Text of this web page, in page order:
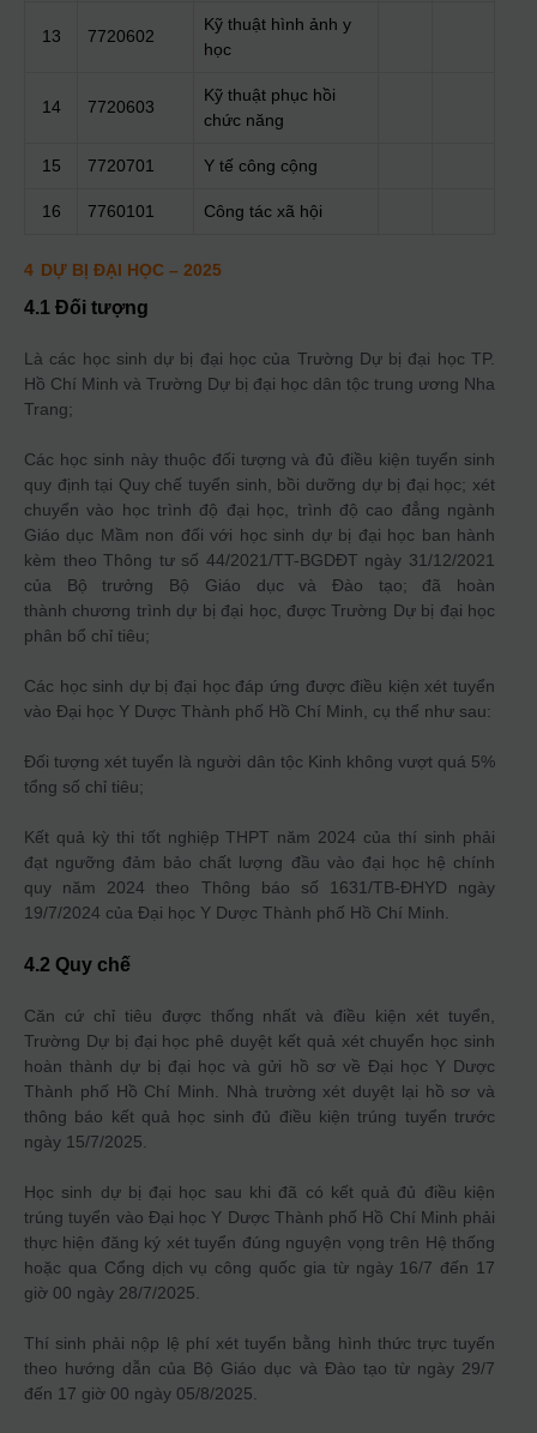
13 7720602
Kỹ thuật hình ảnh y
học
14 7720603
Kỹ thuật phục hồi
chức năng
15 7720701 Y tế công cộng
16 7760101 Công tác xã hội
4 DỰ BỊ ĐẠI HỌC – 2025
4.1 Đối tượng
Là các học sinh dự bị đại học của Trường Dự bị đại học TP.
Hồ Chí Minh và Trường Dự bị đại học dân tộc trung ương Nha
Trang;
Các học sinh này thuộc đối tượng và đủ điều kiện tuyển sinh
quy định tại Quy chế tuyển sinh, bồi dưỡng dự bị đại học; xét
chuyển vào học trình độ đại học, trình độ cao đẳng ngành
Giáo dục Mầm non đối với học sinh dự bị đại học ban hành
kèm theo Thông tư số 44/2021/TT-BGDĐT ngày 31/12/2021
của Bộ trưởng Bộ Giáo dục và Đào tạo; đã hoàn
thành chương trình dự bị đại học, được Trường Dự bị đại học
phân bổ chỉ tiêu;
Các học sinh dự bị đại học đáp ứng được điều kiện xét tuyển
vào Đại học Y Dược Thành phố Hồ Chí Minh, cụ thể như sau:
Đối tượng xét tuyển là người dân tộc Kinh không vượt quá 5%
tổng số chỉ tiêu;
Kết quả kỳ thi tốt nghiệp THPT năm 2024 của thí sinh phải
đạt ngưỡng đảm bảo chất lượng đầu vào đại học hệ chính
quy năm 2024 theo Thông báo số 1631/TB-ĐHYD ngày
19/7/2024 của Đại học Y Dược Thành phố Hồ Chí Minh.
4.2 Quy chế
Căn cứ chỉ tiêu được thống nhất và điều kiện xét tuyển,
Trường Dự bị đại học phê duyệt kết quả xét chuyển học sinh
hoàn thành dự bị đại học và gửi hồ sơ về Đại học Y Dược
Thành phố Hồ Chí Minh. Nhà trường xét duyệt lại hồ sơ và
thông báo kết quả học sinh đủ điều kiện trúng tuyển trước
ngày 15/7/2025.
Học sinh dự bị đại học sau khi đã có kết quả đủ điều kiện
trúng tuyển vào Đại học Y Dược Thành phố Hồ Chí Minh phải
thực hiện đăng ký xét tuyển đúng nguyện vọng trên Hệ thống
hoặc qua Cổng dịch vụ công quốc gia từ ngày 16/7 đến 17
giờ 00 ngày 28/7/2025.
Thí sinh phải nộp lệ phí xét tuyển bằng hình thức trực tuyến
theo hướng dẫn của Bộ Giáo dục và Đào tạo từ ngày 29/7
đến 17 giờ 00 ngày 05/8/2025.